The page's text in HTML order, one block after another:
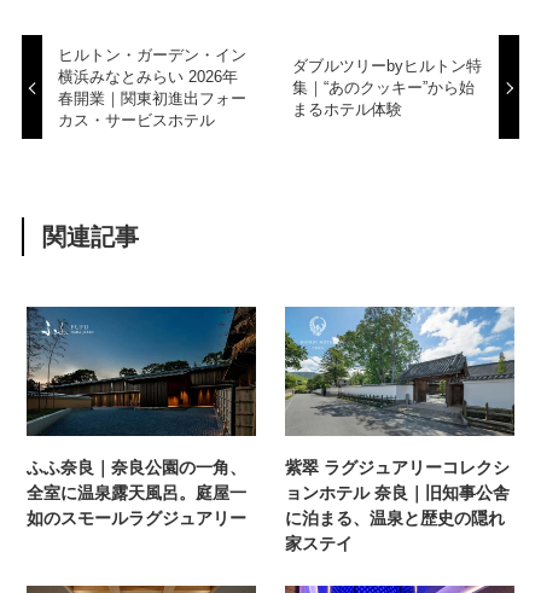
ヒルトン・ガーデン・イン
横浜みなとみらい 2026年
春開業｜関東初進出フォー
カス・サービスホテル
ダブルツリーbyヒルトン特
集｜“あのクッキー”から始
まるホテル体験
関連記事
ふふ奈良｜奈良公園の一角、
全室に温泉露天風呂。庭屋一
如のスモールラグジュアリー
紫翠 ラグジュアリーコレクシ
ョンホテル 奈良｜旧知事公舎
に泊まる、温泉と歴史の隠れ
家ステイ